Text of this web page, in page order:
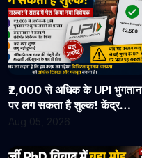
₹2,000 से अधिक के UPI भुगतान
पर लग सकता है शुल्क! केंद्र
सरकार ने संसद में पेश किया नया
Aug 05, 2026